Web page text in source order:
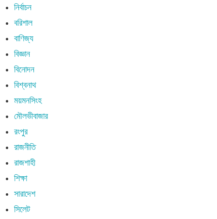
নির্বাচন
বরিশাল
বাণিজ্য
বিজ্ঞান
বিনোদন
বিশ্বনাথ
ময়মনসিংহ
মৌলভীবাজার
রংপুর
রাজনীতি
রাজশাহী
শিক্ষা
সারাদেশ
সিলেট